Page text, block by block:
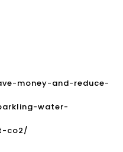
money-and-reduce-
water-
co2/